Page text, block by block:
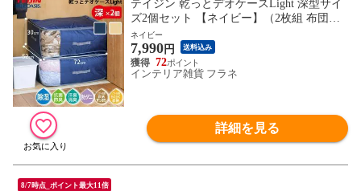
テイジン 乾っとデオケースLight 深型サイ
ズ2個セット 【ネイビー】（2枚組 布団収
納袋 自立 押入れ クローゼット 衣替え 入
れ替え ベルオアシス 帝人 軽圧縮 除湿 抗
菌防臭 脱臭 コンパクト収納 TEIJIN 布団
ジャケット コート ダウン 靴）【送料無
ネイビー
7,990円 送料込み
72
インテリア雑貨 フラネ
詳細を見る
8/7時点_ポイント最大11倍